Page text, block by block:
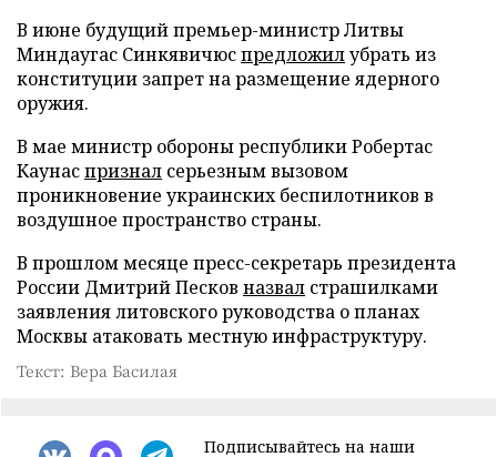
В июне будущий премьер-министр Литвы
Миндаугас Синкявичюспредложилубрать из
конституции запрет на размещение ядерного
оружия.
В мае министр обороны республики Робертас
Каунаспризнал серьезным вызовом
проникновение украинских беспилотников в
воздушное пространство страны.
В прошлом месяце пресс-секретарь президента
России Дмитрий Песков назвал страшилками
заявления литовского руководства о планах
Москвы атаковать местную инфраструктуру.
Текст: Вера Басилая
Подписывайтесь на наши